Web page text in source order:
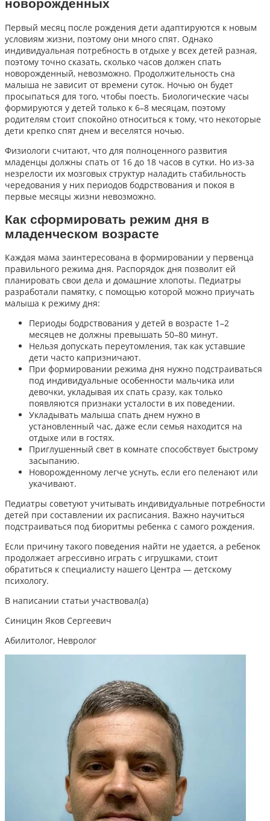
новорожденных
Первый месяц после рождения дети адаптируются к новым
условиям жизни, поэтому они много спят. Однако
индивидуальная потребность в отдыхе у всех детей разная,
поэтому точно сказать, сколько часов должен спать
новорожденный, невозможно. Продолжительность сна
малыша не зависит от времени суток. Ночью он будет
просыпаться для того, чтобы поесть. Биологические часы
формируются у детей только к 6–8 месяцам, поэтому
родителям стоит спокойно относиться к тому, что некоторые
дети крепко спят днем и веселятся ночью.
Физиологи считают, что для полноценного развития
младенцы должны спать от 16 до 18 часов в сутки. Но из-за
незрелости их мозговых структур наладить стабильность
чередования у них периодов бодрствования и покоя в
первые месяцы жизни невозможно.
Как сформировать режим дня в
младенческом возрасте
Каждая мама заинтересована в формировании у первенца
правильного режима дня. Распорядок дня позволит ей
планировать свои дела и домашние хлопоты. Педиатры
разработали памятку, с помощью которой можно приучать
малыша к режиму дня:
Периоды бодрствования у детей в возрасте 1–2
месяцев не должны превышать 50–80 минут.
Нельзя допускать переутомления, так как уставшие
дети часто капризничают.
При формировании режима дня нужно подстраиваться
под индивидуальные особенности мальчика или
девочки, укладывая их спать сразу, как только
появляются признаки усталости в их поведении.
Укладывать малыша спать днем нужно в
установленный час, даже если семья находится на
отдыхе или в гостях.
Приглушенный свет в комнате способствует быстрому
засыпанию.
Новорожденному легче уснуть, если его пеленают или
укачивают.
Педиатры советуют учитывать индивидуальные потребности
детей при составлении их расписания. Важно научиться
подстраиваться под биоритмы ребенка с самого рождения.
Если причину такого поведения найти не удается, а ребенок
продолжает агрессивно играть с игрушками, стоит
обратиться к специалисту нашего Центра — детскому
психологу.
В написании статьи участвовал(а)
Синицин Яков Сергеевич
Абилитолог, Невролог